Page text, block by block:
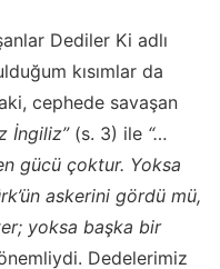
Dediler Ki adlı
kısımlar da
cephede savaşan
İngiliz”(s. 3) ile “…
gücü çoktur. Yoksa
askerini gördü mü,
yoksa başka bir
Dedelerimiz